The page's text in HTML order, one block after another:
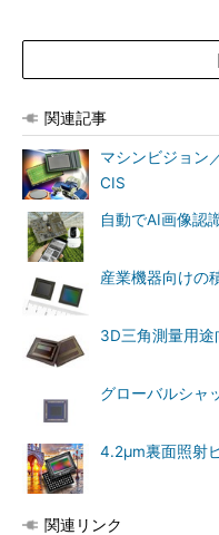
関連記事
マシンビジョン
CIS
自動でAI画像認
産業機器向けの
3D三角測量用途
グローバルシャ
4.2μm裏面照射
関連リンク